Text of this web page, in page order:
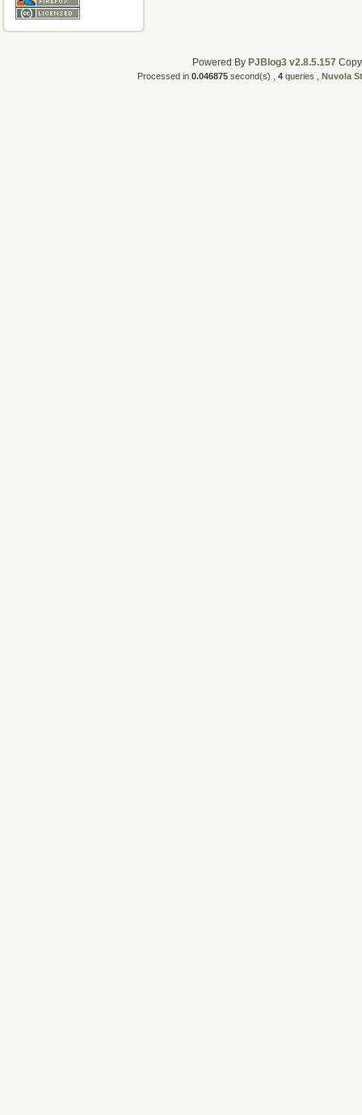
Powered By PJBlog3 v2.8.5.157
Processed in 0.046875 second(s) , 4 queries , Nuvola